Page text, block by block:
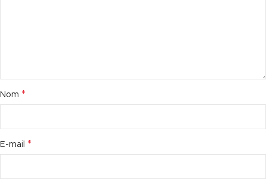
Nom *
E-mail *